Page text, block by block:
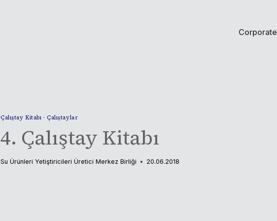
Corporate
Çalıştay Kitabı · Çalıştaylar
4. Çalıştay Kitabı
Su Ürünleri Yetiştiricileri Üretici Merkez Birliği 20.06.2018